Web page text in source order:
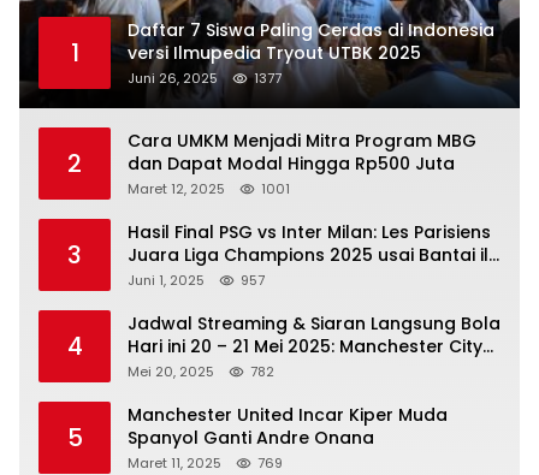
1
Daftar 7 Siswa Paling Cerdas di Indonesia
versi Ilmupedia Tryout UTBK 2025
Juni 26, 2025 1377
2
Cara UMKM Menjadi Mitra Program MBG
dan Dapat Modal Hingga Rp500 Juta
Maret 12, 2025 1001
3
Hasil Final PSG vs Inter Milan: Les Parisiens
Juara Liga Champions 2025 usai Bantai il
Nerazzurri
Juni 1, 2025 957
4
Jadwal Streaming & Siaran Langsung Bola
Hari ini 20 – 21 Mei 2025: Manchester City
vs Bournemouth
Mei 20, 2025 782
5
Manchester United Incar Kiper Muda
Spanyol Ganti Andre Onana
Maret 11, 2025 769